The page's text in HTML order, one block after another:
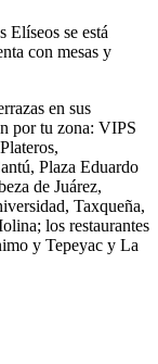
Elíseos se está
con mesas y
en sus
por tu zona: VIPS
Plaza Eduardo
de Juárez,
Taxqueña,
los restaurantes
y Tepeyac y La